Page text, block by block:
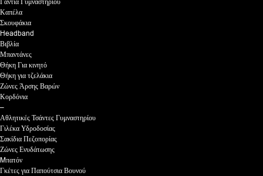
Καπέλα
Σκουφάκια
Headband
Βιβλία
Μπαντάνες
Θήκη Για κινητό
Θήκη για τζελάκια
Ζώνες Άρσης Βαρών
Κορδόνια
–
Αθλητικές Τσάντες Γυμναστηρίου
Γιλέκα Υδροδοσίας
Σακίδια Πεζοπορίας
Ζώνες Ενυδάτωσης
Mπατόν
Γκέτες για Παπούτσια Βουνού